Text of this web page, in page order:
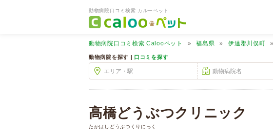
動物病院口コミ検索 カルーペット
動物病院口コミ検索 Calooペット 福島県 伊達郡川俣町
動物病院を探す | 口コミを探す
高橋どうぶつクリニック
たかはしどうぶつくりにっく